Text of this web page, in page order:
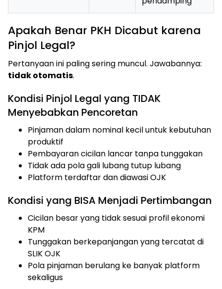
Apakah Benar PKH Dicabut karena
Pinjol Legal?
Pertanyaan ini paling sering muncul. Jawabannya:
tidak otomatis.
Kondisi Pinjol Legal yang TIDAK
Menyebabkan Pencoretan
Pinjaman dalam nominal kecil untuk kebutuhan
produktif
Pembayaran cicilan lancar tanpa tunggakan
Tidak ada pola gali lubang tutup lubang
Platform terdaftar dan diawasi OJK
Kondisi yang BISA Menjadi Pertimbangan
Cicilan besar yang tidak sesuai profil ekonomi
KPM
Tunggakan berkepanjangan yang tercatat di
SLIK OJK
Pola pinjaman berulang ke banyak platform
sekaligus